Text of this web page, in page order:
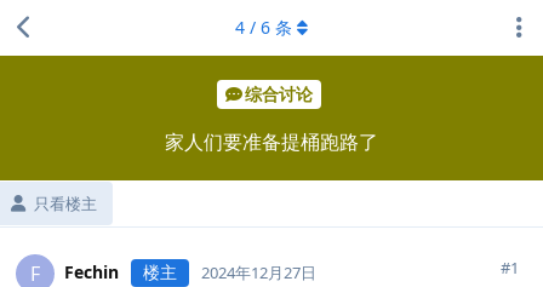
综合讨论
家人们要准备提桶跑路了
只看楼主
4 / 6 条
F Fechin 楼主 2024年12月27日 #1